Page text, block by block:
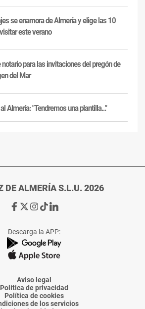
se enamora de Almería y elige las 10
este verano
notario para las invitaciones del pregón de
del Mar
Almería: "Tendremos una plantilla..."
DE ALMERÍA S.L.U. 2026
Ir
de
La
Voz
Almería
Ir
de
La
Voz
Almería
Ir
de
La
Voz
Almería
Ir
de
La
Voz
Almería
Ir
de
La
Voz
Descarga la APP:
Aviso legal
Política de privacidad
Política de cookies
de los servicios